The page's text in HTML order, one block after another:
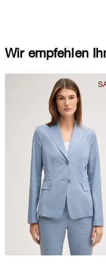
Wir empfehlen